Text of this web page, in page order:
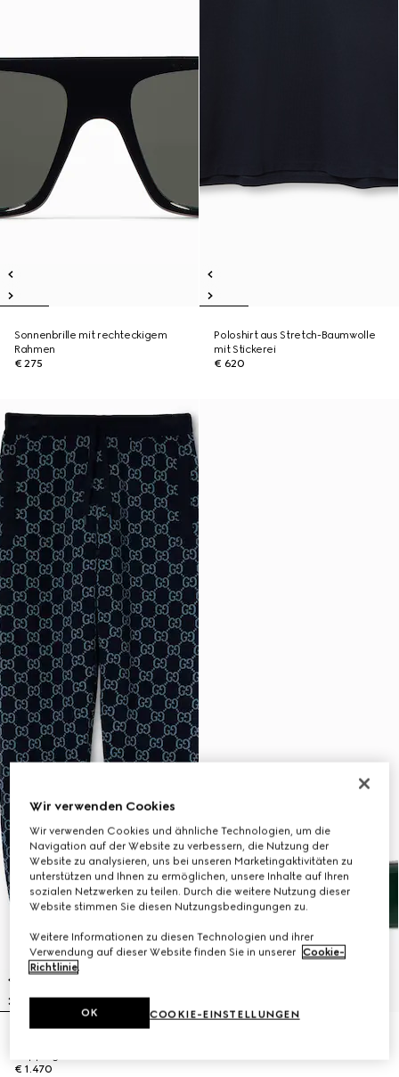
Sonnenbrille mit rechteckigem
Rahmen
€ 275
Poloshirt aus Stretch-Baumwolle
mit Stickerei
€ 620
€ 1.470
Wir verwenden Cookies
Wir verwenden Cookies und ähnliche Technologien, um die
Navigation auf der Website zu verbessern, die Nutzung der
Website zu analysieren, uns bei unseren Marketingaktivitäten zu
unterstützen und Ihnen zu ermöglichen, unsere Inhalte auf Ihren
sozialen Netzwerken zu teilen. Durch die weitere Nutzung dieser
Website stimmen Sie diesen Nutzungsbedingungen zu.
Weitere Informationen zu diesen Technologien und ihrer
Verwendung auf dieser Website finden Sie in unserer Cookie-
Richtlinie.
COOKIE-EINSTELLUNGEN
OK